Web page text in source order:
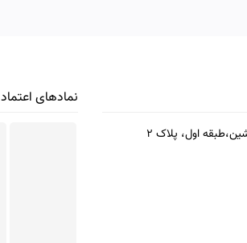
اول، پلاک 2
نمادهای اعتماد